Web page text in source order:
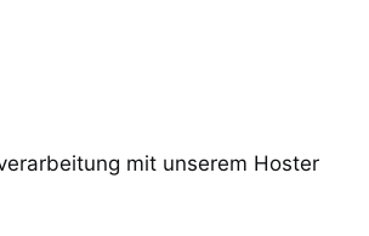
mit unserem Hoster